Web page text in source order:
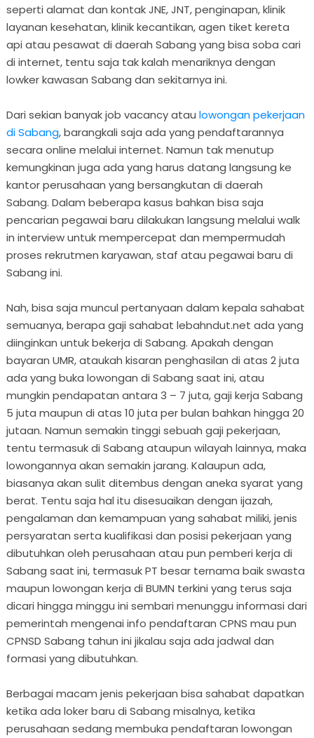
seperti alamat dan kontak JNE, JNT, penginapan, klinik
layanan kesehatan, klinik kecantikan, agen tiket kereta
api atau pesawat di daerah Sabang yang bisa soba cari
di internet, tentu saja tak kalah menariknya dengan
lowker kawasan Sabang dan sekitarnya ini.
Dari sekian banyak job vacancy atau lowongan pekerjaan
di Sabang, barangkali saja ada yang pendaftarannya
secara online melalui internet. Namun tak menutup
kemungkinan juga ada yang harus datang langsung ke
kantor perusahaan yang bersangkutan di daerah
Sabang. Dalam beberapa kasus bahkan bisa saja
pencarian pegawai baru dilakukan langsung melalui walk
in interview untuk mempercepat dan mempermudah
proses rekrutmen karyawan, staf atau pegawai baru di
Sabang ini.
Nah, bisa saja muncul pertanyaan dalam kepala sahabat
semuanya, berapa gaji sahabat lebahndut.net ada yang
diinginkan untuk bekerja di Sabang. Apakah dengan
bayaran UMR, ataukah kisaran penghasilan di atas 2 juta
ada yang buka lowongan di Sabang saat ini, atau
mungkin pendapatan antara 3 – 7 juta, gaji kerja Sabang
5 juta maupun di atas 10 juta per bulan bahkan hingga 20
jutaan. Namun semakin tinggi sebuah gaji pekerjaan,
tentu termasuk di Sabang ataupun wilayah lainnya, maka
lowongannya akan semakin jarang. Kalaupun ada,
biasanya akan sulit ditembus dengan aneka syarat yang
berat. Tentu saja hal itu disesuaikan dengan ijazah,
pengalaman dan kemampuan yang sahabat miliki, jenis
persyaratan serta kualifikasi dan posisi pekerjaan yang
dibutuhkan oleh perusahaan atau pun pemberi kerja di
Sabang saat ini, termasuk PT besar ternama baik swasta
maupun lowongan kerja di BUMN terkini yang terus saja
dicari hingga minggu ini sembari menunggu informasi dari
pemerintah mengenai info pendaftaran CPNS mau pun
CPNSD Sabang tahun ini jikalau saja ada jadwal dan
formasi yang dibutuhkan.
Berbagai macam jenis pekerjaan bisa sahabat dapatkan
ketika ada loker baru di Sabang misalnya, ketika
perusahaan sedang membuka pendaftaran lowongan